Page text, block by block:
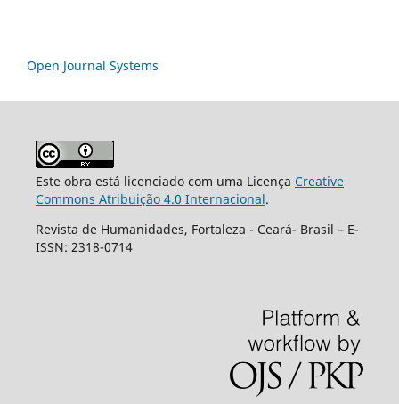
Open Journal Systems
Este obra está licenciado com uma Licença Creative
Commons Atribuição 4.0 Internacional.
Revista de Humanidades, Fortaleza - Ceará- Brasil – E-
ISSN: 2318-0714